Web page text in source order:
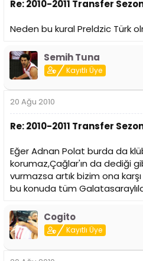
Re: 2010-2011 Transfer
Neden bu kural Preldzic Türk
Semih Tuna
Kayıtlı Üye
20 Ağu 2010
Re: 2010-2011 Transfer
Eğer Adnan Polat burda da
korumaz,Çağlar'ın da dediği
vurmazsa artık bizim ona
bu konuda tüm
Cogito
Kayıtlı Üye